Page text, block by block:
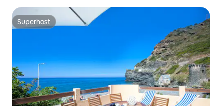
Superhost
Superhost